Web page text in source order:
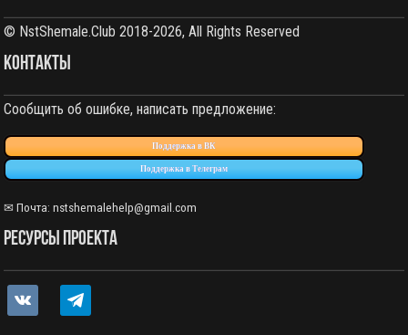
© NstShemale.Club 2018-2026, All Rights Reserved
КОНТАКТЫ
Сообщить об ошибке, написать предложение:
Поддержка в ВК
Поддержка в Телеграм
✉ Почта: nstshemalehelp@gmail.com
РЕСУРСЫ ПРОЕКТА
vkontakte telegram